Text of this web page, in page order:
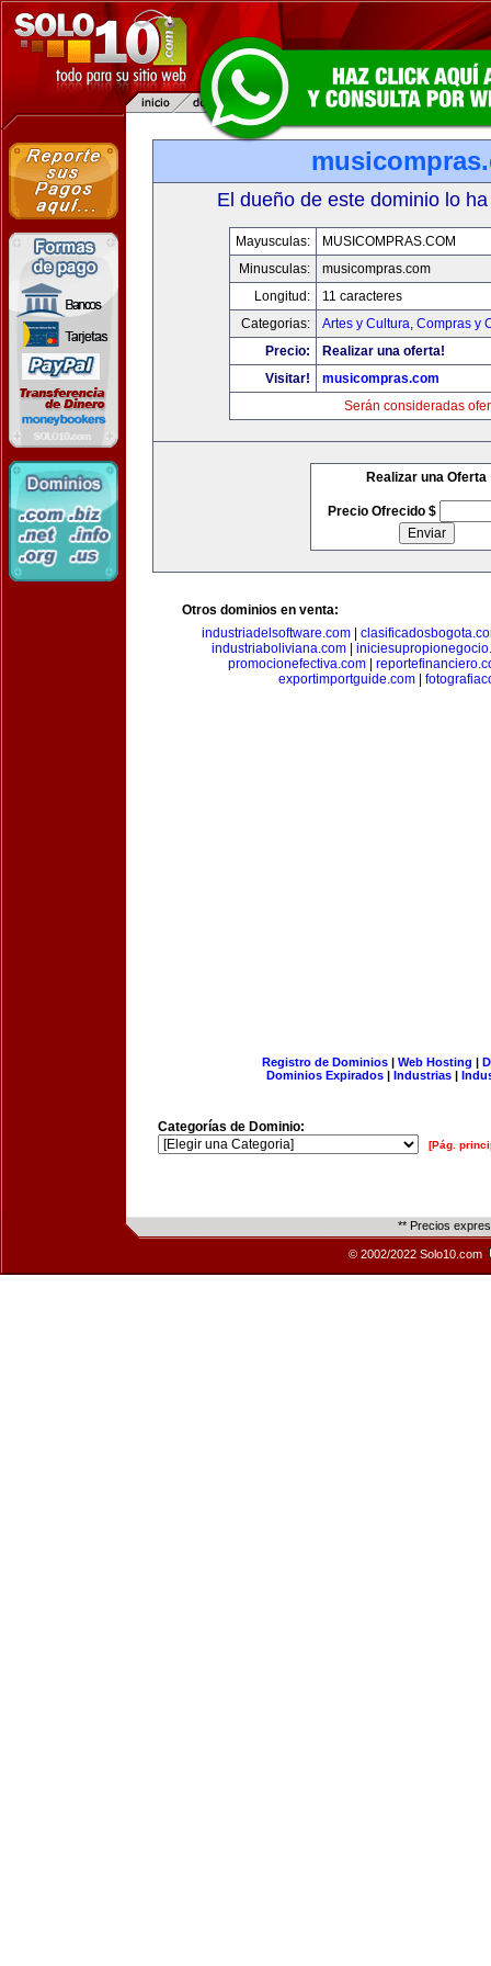
El dueño de este dominio lo
Mayusculas:
MUSICOMPRAS.COM
Minusculas:
musicompras.com
Longitud:
11 caracteres
Categorias:
Artes y Cultura, Compras y
Precio:
Realizar una oferta!
Visitar!
musicompras.com
Serán consideradas
Realizar una Oferta
Precio Ofrecido $
Otros dominios en venta:
industriadelsoftware.com|
industriaboliviana.com|
promocionefectiva.com
exportimportguide.com
Registro de Dominios| Web Hosting |
Dominios Expirados | Industrias |
Categorías de Dominio:
[Pág.
** Precios
© 2002/2022 Solo10.com